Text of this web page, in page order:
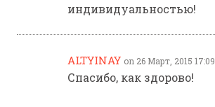
индивидуальностью!
ALTYINAY on 26 Март, 2015 17:09
Спасибо, как здорово!